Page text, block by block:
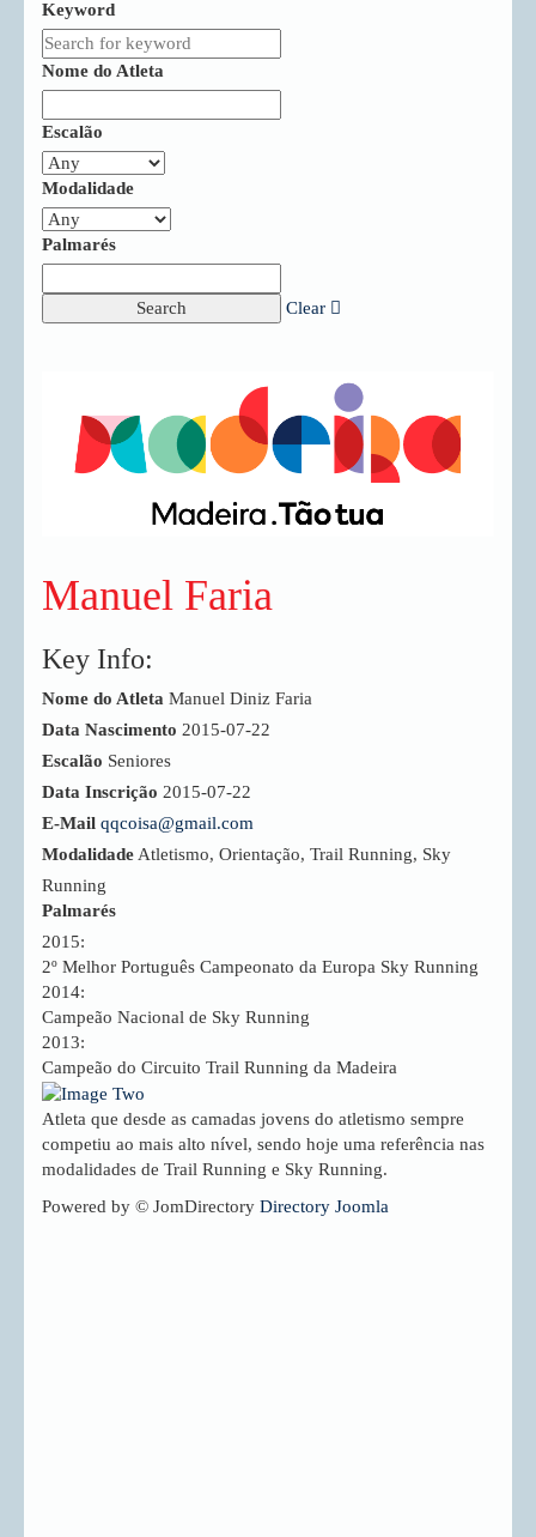
Keyword
Nome do Atleta
Escalão
Modalidade
Palmarés
Clear
Manuel Faria
Key Info:
Nome do Atleta Manuel Diniz Faria
Data Nascimento 2015-07-22
Escalão Seniores
Data Inscrição 2015-07-22
E-Mail qqcoisa@gmail.com
Modalidade Atletismo, Orientação, Trail Running, Sky
Running
Palmarés
2015:
2º Melhor Português Campeonato da Europa Sky Running
2014:
Campeão Nacional de Sky Running
2013:
Campeão do Circuito Trail Running da Madeira
Atleta que desde as camadas jovens do atletismo sempre
competiu ao mais alto nível, sendo hoje uma referência nas
modalidades de Trail Running e Sky Running.
Powered by © JomDirectory Directory Joomla